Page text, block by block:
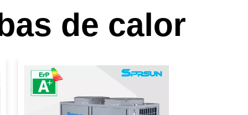
de calor